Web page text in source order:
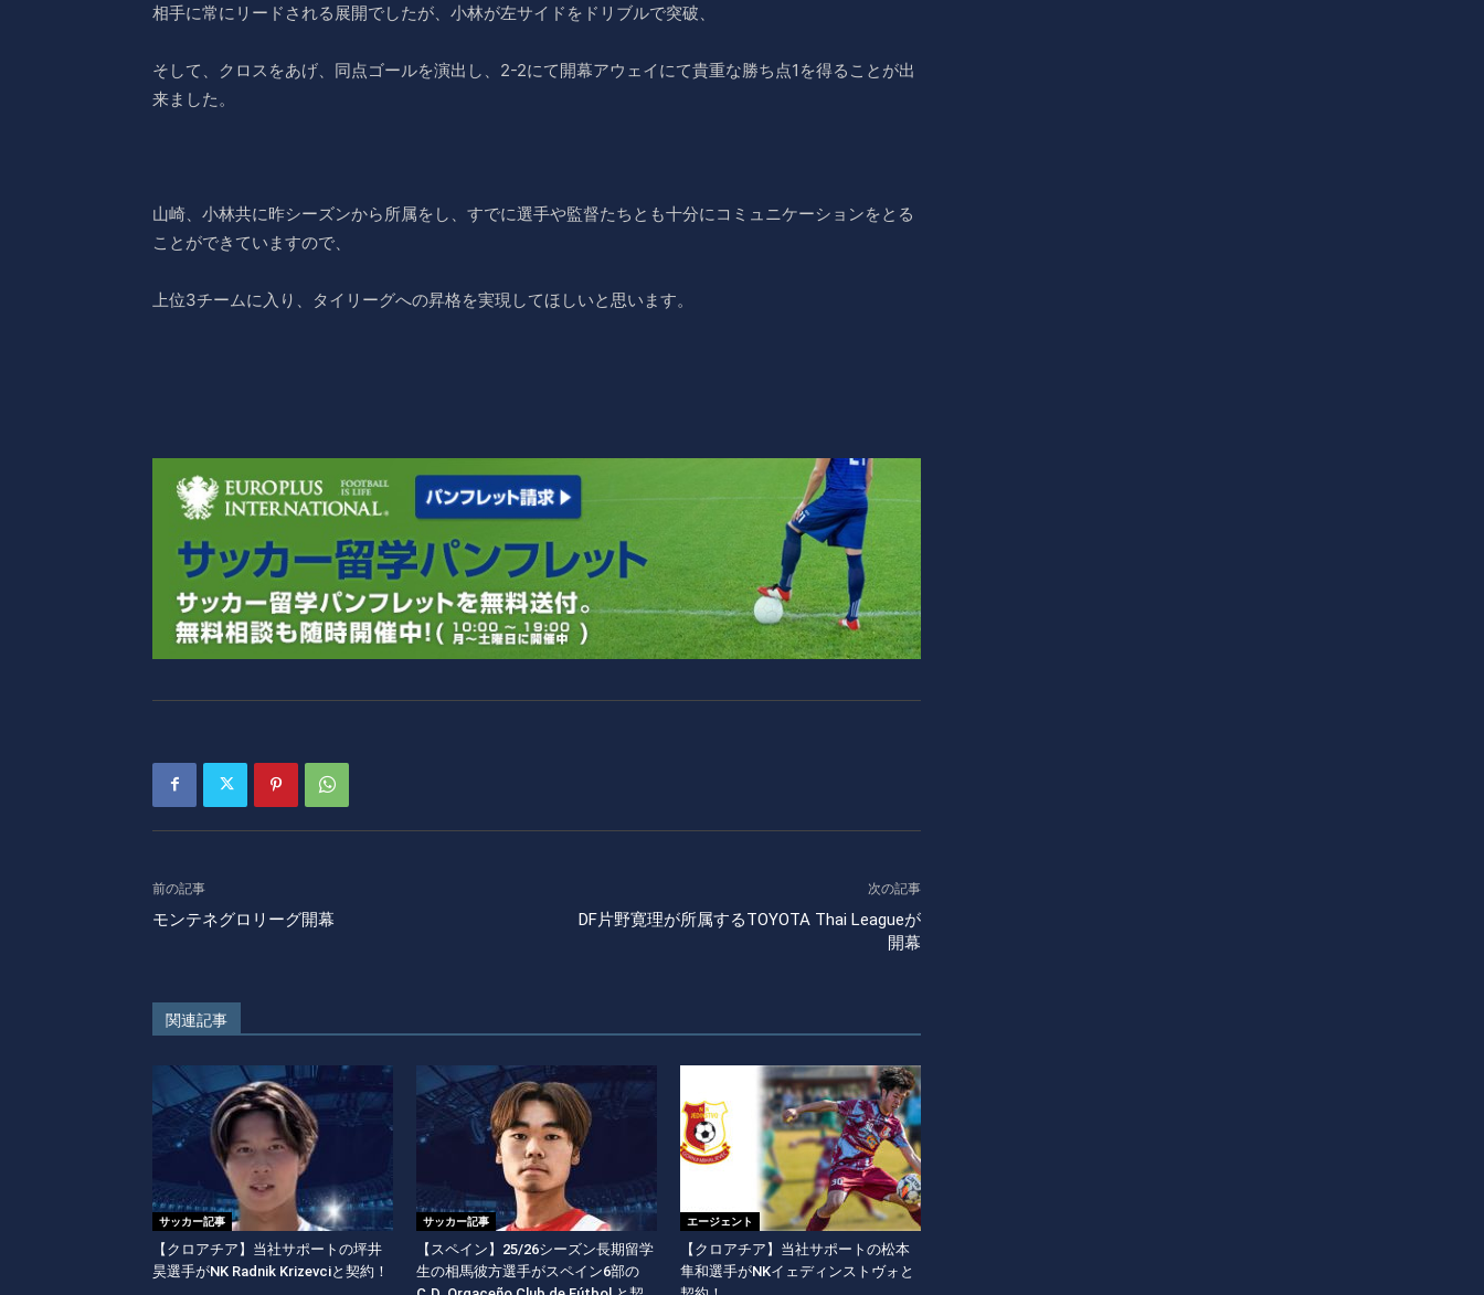
相手に常にリードされる展開でしたが、小林が左サイドをドリブルで突破、
そして、クロスをあげ、同点ゴールを演出し、2-2にて開幕アウェイにて貴重な勝ち点1を得ることが出
来ました。
山崎、小林共に昨シーズンから所属をし、すでに選手や監督たちとも十分にコミュニケーションをとる
ことができていますので、
上位3チームに入り、タイリーグへの昇格を実現してほしいと思います。
前の記事
モンテネグロリーグ開幕
次の記事
DF片野寛理が所属するTOYOTA Thai Leagueが
開幕
関連記事
サッカー記事
【クロアチア】当社サポートの坪井
昊選手がNK Radnik Krizevciと契約！
サッカー記事
【スペイン】25/26シーズン長期留学
生の相馬彼方選手がスペイン6部の
エージェント
【クロアチア】当社サポートの松本
隼和選手がNKイェディンストヴォと